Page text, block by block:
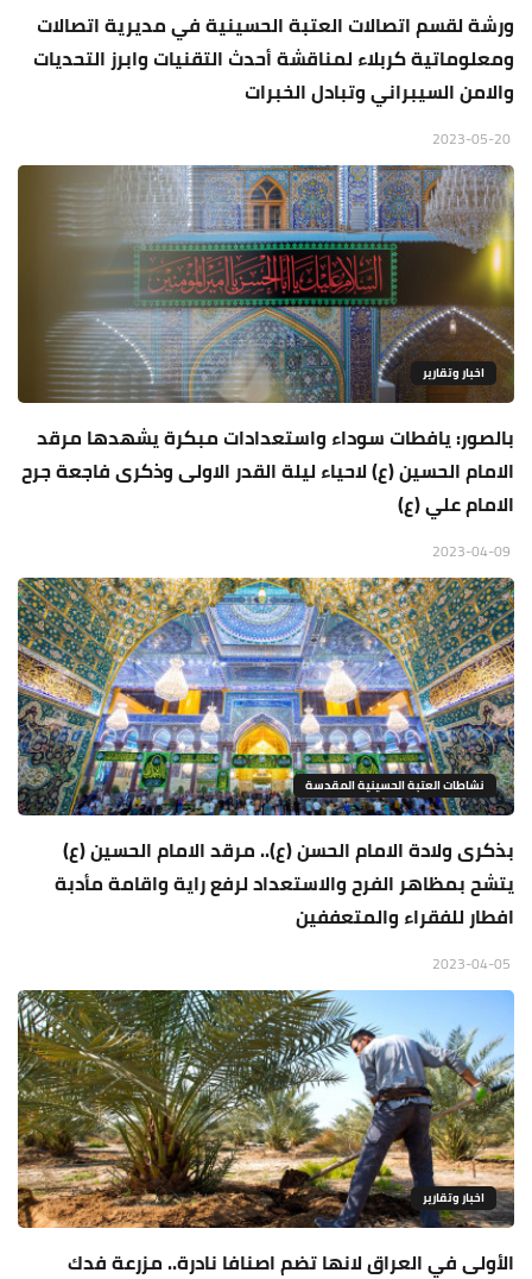
ورشة لقسم اتصالات العتبة الحسينية في مديرية اتصالات
ومعلوماتية كربلاء لمناقشة أحدث التقنيات وابرز التحديات
والامن السيبراني وتبادل الخبرات
اخبار وتقارير
بالصور: يافطات سوداء واستعدادات مبكرة يشهدها مرقد
الامام الحسين (ع) لاحياء ليلة القدر الاولى وذكرى فاجعة جرح
الامام علي (ع)
نشاطات العتبة الحسينية المقدسة
بذكرى ولادة الامام الحسن (ع).. مرقد الامام الحسين (ع)
يتشح بمظاهر الفرح والاستعداد لرفع راية واقامة مأدبة
افطار للفقراء والمتعففين
اخبار وتقارير
الأولى في العراق لانها تضم اصنافا نادرة.. مزرعة فدك